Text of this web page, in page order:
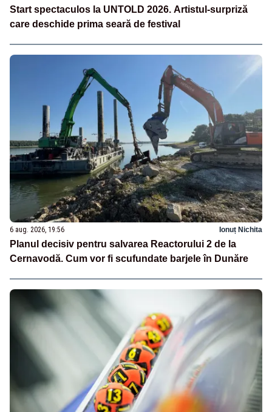
Start spectaculos la UNTOLD 2026. Artistul-surpriză
care deschide prima seară de festival
6 aug. 2026, 19:56 Ionuț Nichita
Planul decisiv pentru salvarea Reactorului 2 de la
Cernavodă. Cum vor fi scufundate barjele în Dunăre